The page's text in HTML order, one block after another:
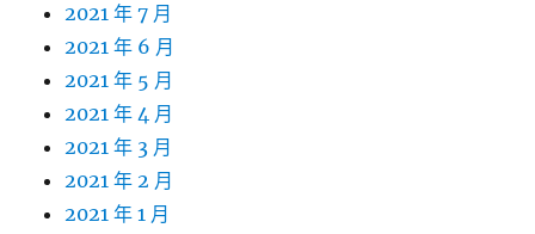
2021 年 7 月
2021 年 6 月
2021 年 5 月
2021 年 4 月
2021 年 3 月
2021 年 2 月
2021 年 1 月